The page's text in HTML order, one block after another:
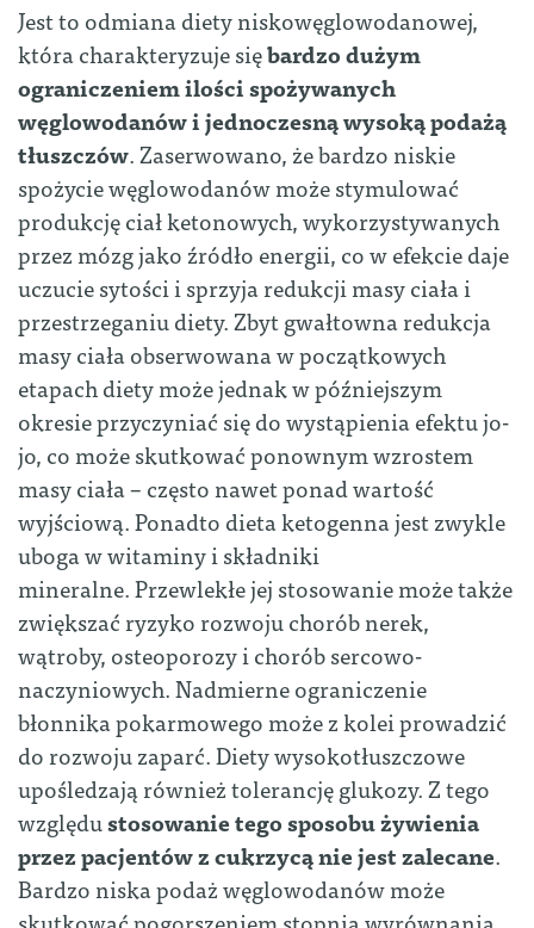
Jest to odmiana diety niskowęglowodanowej,
która charakteryzuje siębardzo dużym
ograniczeniem ilości spożywanych
węglowodanów i jednoczesną wysoką podażą
tłuszczów. Zaserwowano, że bardzo niskie
spożycie węglowodanów może stymulować
produkcję ciał ketonowych, wykorzystywanych
przez mózg jako źródło energii, co w efekcie daje
uczucie sytości i sprzyja redukcji masy ciała i
przestrzeganiu diety. Zbyt gwałtowna redukcja
masy ciała obserwowana w początkowych
etapach diety może jednak w późniejszym
okresie przyczyniać się do wystąpienia efektu jo-
jo, co może skutkować ponownym wzrostem
masy ciała – często nawet ponad wartość
wyjściową. Ponadto dieta ketogenna jest zwykle
uboga w witaminy i składniki
mineralne. Przewlekłe jej stosowanie może także
zwiększać ryzyko rozwoju chorób nerek,
wątroby, osteoporozy i chorób sercowo-
naczyniowych. Nadmierne ograniczenie
błonnika pokarmowego może z kolei prowadzić
do rozwoju zaparć. Diety wysokotłuszczowe
upośledzają również tolerancję glukozy. Z tego
względustosowanie tego sposobu żywienia
przez pacjentów z cukrzycą nie jest zalecane.
Bardzo niska podaż węglowodanów może